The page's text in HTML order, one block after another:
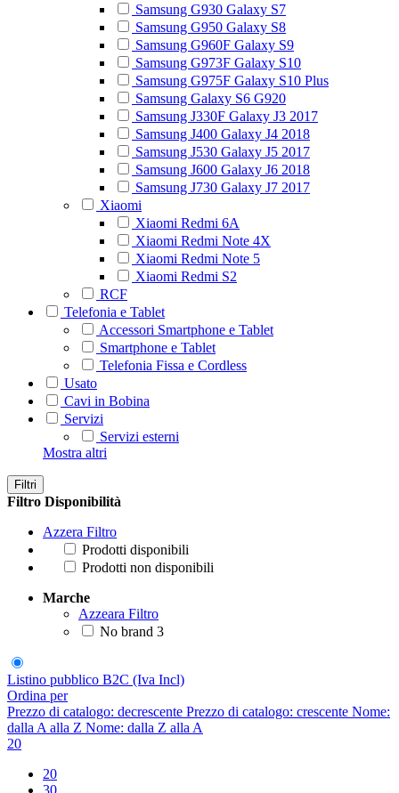
Samsung G930 Galaxy S7
Samsung G950 Galaxy S8
Samsung G960F Galaxy S9
Samsung G973F Galaxy S10
Samsung G975F Galaxy S10 Plus
Samsung Galaxy S6 G920
Samsung J330F Galaxy J3 2017
Samsung J400 Galaxy J4 2018
Samsung J530 Galaxy J5 2017
Samsung J600 Galaxy J6 2018
Samsung J730 Galaxy J7 2017
Xiaomi
Xiaomi Redmi 6A
Xiaomi Redmi Note 4X
Xiaomi Redmi Note 5
Xiaomi Redmi S2
RCF
Telefonia e Tablet
Accessori Smartphone e Tablet
Smartphone e Tablet
Telefonia Fissa e Cordless
Usato
Cavi in Bobina
Servizi
Servizi esterni
Mostra altri
Filtri
Filtro Disponibilità
Azzera Filtro
Prodotti disponibili
Prodotti non disponibili
Marche
Azzeara Filtro
No brand 3
Listino pubblico B2C (Iva Incl)
Ordina per
Prezzo di catalogo: decrescente Prezzo di catalogo: crescente Nome:
dalla A alla Z Nome: dalla Z alla A
20
20
30